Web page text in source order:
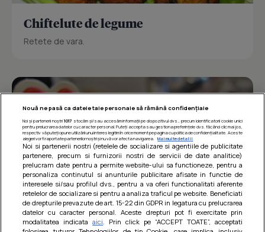
Chiftelute de legume
Retete de vara.
Nouă ne pasă ca datele tale personale să rămână confidențiale
Noi și partenerii noștri 1017 stocăm și/sau accesăm informații pe dispozitivul dvs., precum identificatorii cookie unici
pentru prelucrarea datelor cu caracter personal. Puteți accepta sau gestiona preferințele dvs. făcând clic mai jos,
respectiv vă puteți opune utilizării unui interes legitim în orice moment pe pagina cu politica de confidențialitate. Aceste
alegeri vor fi raportate partenerilor noștri și nu vă vor afecta navigarea.
Mai multe detalii
Noi si partenerii nostri (retelele de socializare si agentiile de publicitate
partenere, precum si furnizorii nostri de servicii de date analitice)
prelucram date pentru a permite website-ului sa functioneze, pentru a
personaliza continutul si anunturile publicitare afisate in functie de
interesele si/sau profilul dvs., pentru a va oferi functionalitati aferente
retelelor de socializare si pentru a analiza traficul pe website. Beneficiati
de drepturile prevazute de art. 15-22 din GDPR in legatura cu prelucrarea
datelor cu caracter personal. Aceste drepturi pot fi exercitate prin
modalitatea indicataaici . Prin click pe “ACCEPT TOATE”, acceptati